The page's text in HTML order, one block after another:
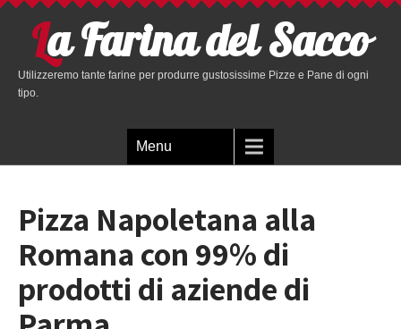
La Farina del Sacco
Utilizzeremo tante farine per produrre gustosissime Pizze e Pane di ogni
tipo.
Menu
Pizza Napoletana alla
Romana con 99% di
prodotti di aziende di